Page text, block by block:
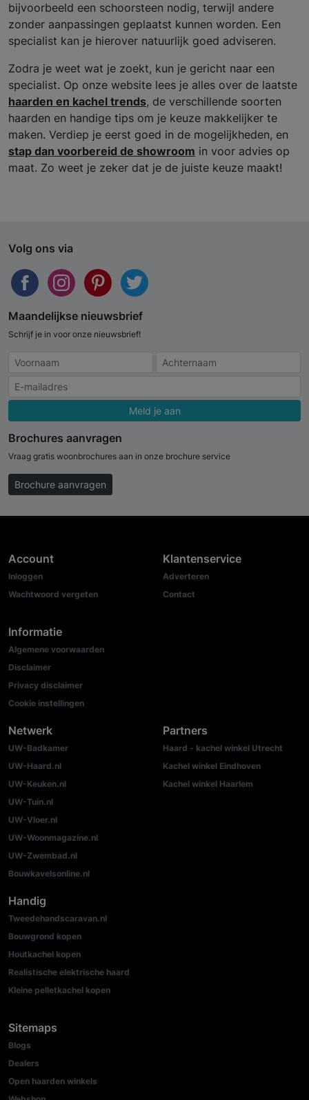
bijvoorbeeld een schoorsteen nodig, terwijl andere
zonder aanpassingen geplaatst kunnen worden. Een
specialist kan je hierover natuurlijk goed adviseren.
Zodra je weet wat je zoekt, kun je gericht naar een
specialist. Op onze website lees je alles over de laatste
haarden en kachel trends, de verschillende soorten
haarden en handige tips om je keuze makkelijker te
maken. Verdiep je eerst goed in de mogelijkheden, en
stap dan voorbereid de showroom in voor advies op
maat. Zo weet je zeker dat je de juiste keuze maakt!
Volg ons via
Maandelijkse nieuwsbrief
Schrijf je in voor onze nieuwsbrief!
Meld je aan
Brochures aanvragen
Vraag gratis woonbrochures aan in onze brochure service
Brochure aanvragen
Account
Inloggen
Wachtwoord vergeten
Informatie
Algemene voorwaarden
Disclaimer
Privacy disclaimer
Cookie instellingen
Klantenservice
Adverteren
Contact
Netwerk
UW-Badkamer
UW-Haard.nl
UW-Keuken.nl
UW-Tuin.nl
UW-Vloer.nl
UW-Woonmagazine.nl
UW-Zwembad.nl
Bouwkavelsonline.nl
Partners
Haard - kachel winkel Utrecht
Kachel winkel Eindhoven
Kachel winkel Haarlem
Handig
Tweedehandscaravan.nl
Bouwgrond kopen
Houtkachel kopen
Realistische elektrische haard
Kleine pelletkachel kopen
Sitemaps
Blogs
Dealers
Open haarden winkels